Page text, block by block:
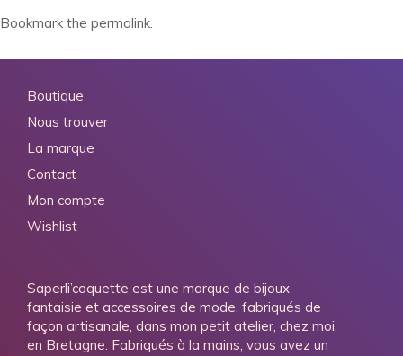
Bookmark the permalink.
Boutique
Nous trouver
La marque
Contact
Mon compte
Wishlist
Saperli’coquette est une marque de bijoux
fantaisie et accessoires de mode, fabriqués de
façon artisanale, dans mon petit atelier, chez moi,
en Bretagne. Fabriqués à la mains, vous avez un